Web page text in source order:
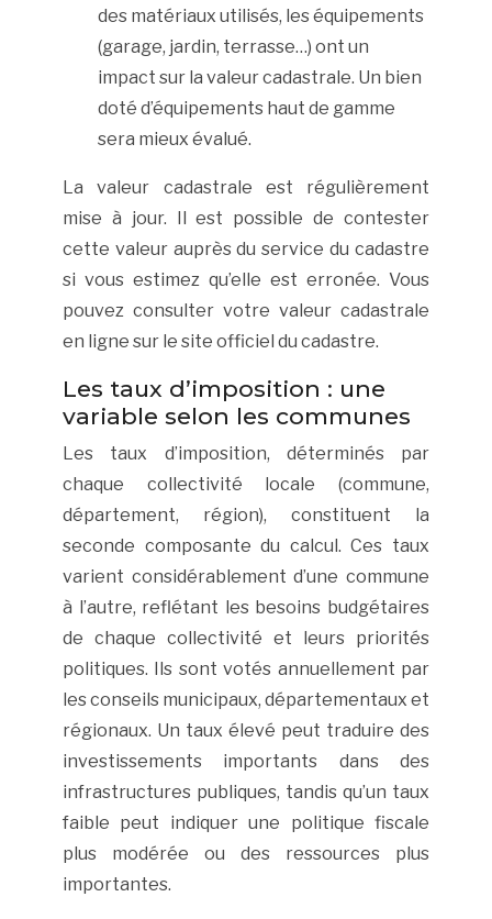
des matériaux utilisés, les équipements
(garage, jardin, terrasse…) ont un
impact sur la valeur cadastrale. Un bien
doté d’équipements haut de gamme
sera mieux évalué.
La valeur cadastrale est régulièrement
mise à jour. Il est possible de contester
cette valeur auprès du service du cadastre
si vous estimez qu’elle est erronée. Vous
pouvez consulter votre valeur cadastrale
en ligne sur le site officiel du cadastre.
Les taux d’imposition : une
variable selon les communes
Les taux d’imposition, déterminés par
chaque collectivité locale (commune,
département, région), constituent la
seconde composante du calcul. Ces taux
varient considérablement d’une commune
à l’autre, reflétant les besoins budgétaires
de chaque collectivité et leurs priorités
politiques. Ils sont votés annuellement par
les conseils municipaux, départementaux et
régionaux. Un taux élevé peut traduire des
investissements importants dans des
infrastructures publiques, tandis qu’un taux
faible peut indiquer une politique fiscale
plus modérée ou des ressources plus
importantes.